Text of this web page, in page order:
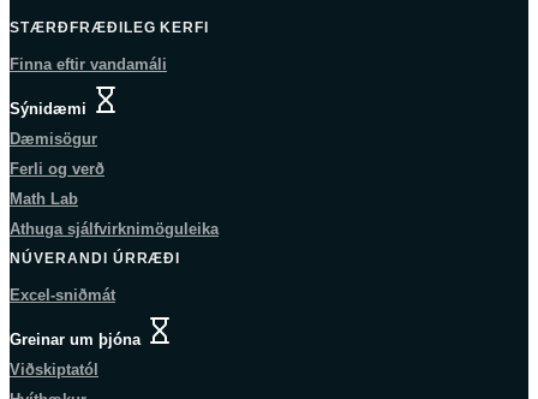
STÆRÐFRÆÐILEG KERFI
Finna eftir vandamáli
Sýnidæmi
Dæmisögur
Ferli og verð
Math Lab
Athuga sjálfvirknimöguleika
NÚVERANDI ÚRRÆÐI
Excel-sniðmát
Greinar um þjóna
Viðskiptatól